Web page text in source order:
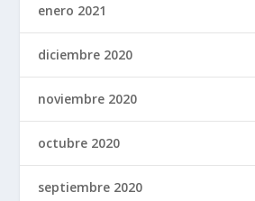
enero 2021
diciembre 2020
noviembre 2020
octubre 2020
septiembre 2020